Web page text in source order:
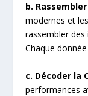
b.
modernes et
rassembler
Chaque
c. Décoder la
performances